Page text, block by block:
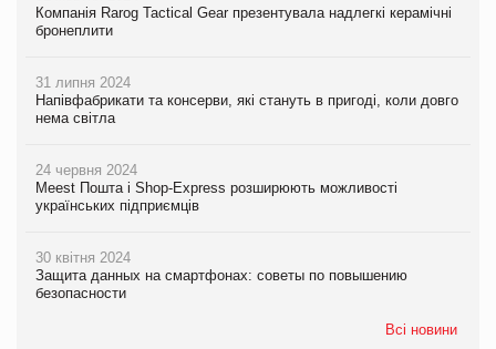
Компанія Rarog Tactical Gear презентувала надлегкі керамічні
бронеплити
31 липня 2024
Напівфабрикати та консерви, які стануть в пригоді, коли довго
нема світла
24 червня 2024
Meest Пошта і Shop-Express розширюють можливості
українських підприємців
30 квітня 2024
Защита данных на смартфонах: советы по повышению
безопасности
Всі новини